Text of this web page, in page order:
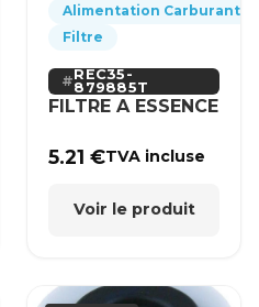
Alimentation Carburant
Filtre
REC35-
879885T
FILTRE A ESSENCE
5.21€TVA incluse
Voir le produit